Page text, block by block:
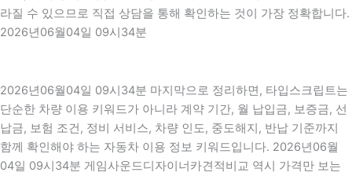
라질 수 있으므로 직접 상담을 통해 확인하는 것이 가장 정확합니다.
2026년06월04일 09시34분
2026년06월04일 09시34분 마지막으로 정리하면, 타입스크립트는
단순한 차량 이용 키워드가 아니라 계약 기간, 월 납입금, 보증금, 선
납금, 보험 조건, 정비 서비스, 차량 인도, 중도해지, 반납 기준까지
함께 확인해야 하는 자동차 이용 정보 키워드입니다. 2026년06월
04일 09시34분 게임사운드디자이너카견적비교 역시 가격만 보는